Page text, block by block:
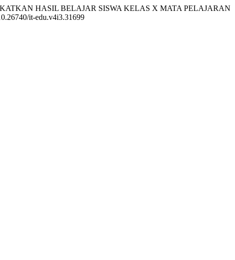
HASIL BELAJAR SISWA KELAS X MATA PELAJARAN
it-edu.v4i3.31699